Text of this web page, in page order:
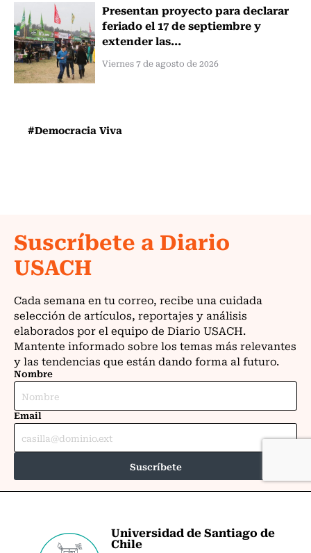
Presentan proyecto para declarar
feriado el 17 de septiembre y
extender las...
Viernes 7 de agosto de 2026
#Democracia Viva
Universidad de Santiago de
Chile